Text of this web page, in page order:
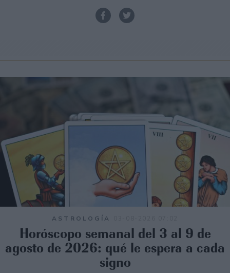
ASTROLOGÍA
Horóscopo semanal del 3 al 9 de
agosto de 2026: qué le espera a cada
signo